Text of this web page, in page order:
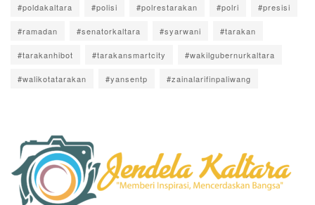
#poldakaltara #polisi #polrestarakan #polri #presisi
#ramadan #senatorkaltara #syarwani #tarakan
#tarakanhibot #tarakansmartcity #wakilgubernurkaltara
#walikotatarakan #yansentp #zainalarifinpaliwang